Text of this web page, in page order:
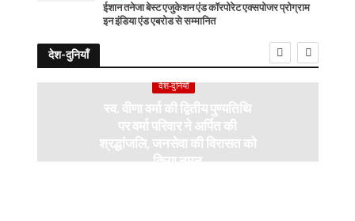
ईशान तनेजा बेस्ट एजुकेशन एंड कॉरपोरेट एक्सपोजर प्रोग्राम
इन इंडिया एंड एबरोड से सम्मानित
देश-दुनियाँ
देश-दुनियाँ
स्व. वीणा वर्मा की द्वितीय पुण्यतिथि
पर वर्मा परिवार ने अर्पित की
श्रद्धांजलि, जनसेवा की विरासत को
किया नमन